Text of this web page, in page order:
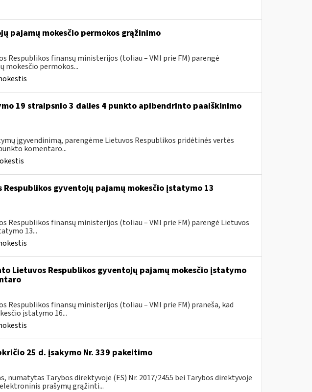
pajamų mokesčio permokos grąžinimo
Respublikos finansų ministerijos (toliau – VMI prie FM) parengė
mokesčio permokos...
19 straipsnio 3 dalies 4 punkto apibendrinto paaiškinimo
įgyvendinimą, parengėme Lietuvos Respublikos pridėtinės vertės
komentaro...
gyventojų pajamų mokesčio įstatymo 13
Respublikos finansų ministerijos (toliau – VMI prie FM) parengė Lietuvos
13...
Lietuvos Respublikos gyventojų pajamų mokesčio įstatymo
Respublikos finansų ministerijos (toliau – VMI prie FM) praneša, kad
įstatymo 16...
25 d. įsakymo Nr. 339 pakeitimo
Tarybos direktyvoje (ES) Nr. 2017/2455 bei Tarybos direktyvoje
prašymų grąžinti...